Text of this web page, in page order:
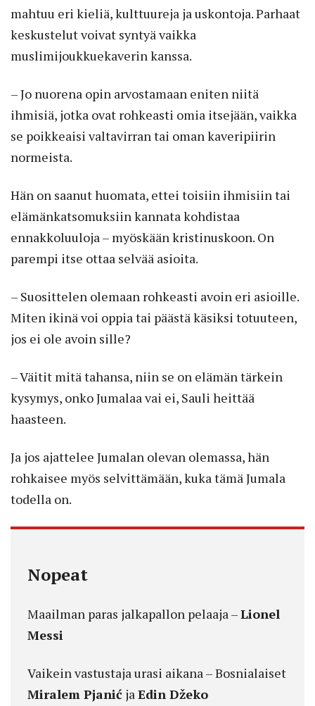
mahtuu eri kieliä, kulttuureja ja uskontoja. Parhaat
keskustelut voivat syntyä vaikka
muslimijoukkuekaverin kanssa.
– Jo nuorena opin arvostamaan eniten niitä
ihmisiä, jotka ovat rohkeasti omia itsejään, vaikka
se poikkeaisi valtavirran tai oman kaveripiirin
normeista.
Hän on saanut huomata, ettei toisiin ihmisiin tai
elämänkatsomuksiin kannata kohdistaa
ennakkoluuloja – myöskään kristinuskoon. On
parempi itse ottaa selvää asioita.
– Suosittelen olemaan rohkeasti avoin eri asioille.
Miten ikinä voi oppia tai päästä käsiksi totuuteen,
jos ei ole avoin sille?
– Väitit mitä tahansa, niin se on elämän tärkein
kysymys, onko Jumalaa vai ei, Sauli heittää
haasteen.
Ja jos ajattelee Jumalan olevan olemassa, hän
rohkaisee myös selvittämään, kuka tämä Jumala
todella on.
Nopeat
Maailman paras jalkapallon pelaaja –Lionel
Messi
Vaikein vastustaja urasi aikana – Bosnialaiset
Miralem Pjanić jaEdin Džeko